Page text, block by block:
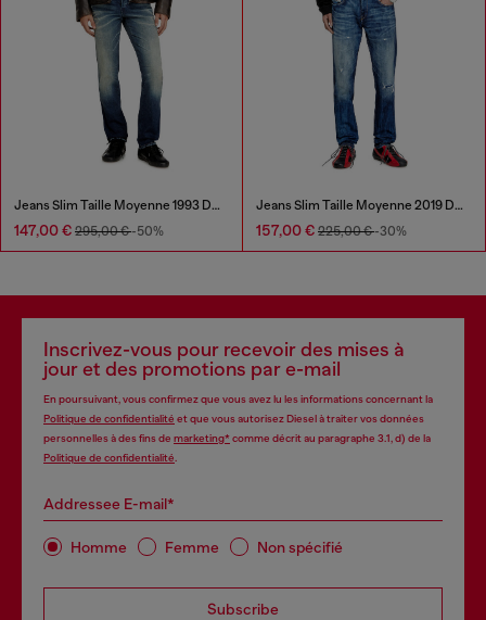
Jeans Slim Taille Moyenne 1993 D-Vyl
147,00 € 295,00 €-50%
Jeans Slim Taille Moyenne 2019 D-Strukt
157,00 € 225,00 €-30%
Inscrivez-vous pour recevoir des mises à
jour et des promotions par e-mail
En poursuivant, vous confirmez que vous avez lu les informations concernant la
Politique de confidentialité et que vous autorisez Diesel à traiter vos données
personnelles à des fins de marketing*comme décrit au paragraphe 3.1, d) de la
Politique de confidentialité.
Addressee E-mail*
Homme Femme Non spécifié
Subscribe